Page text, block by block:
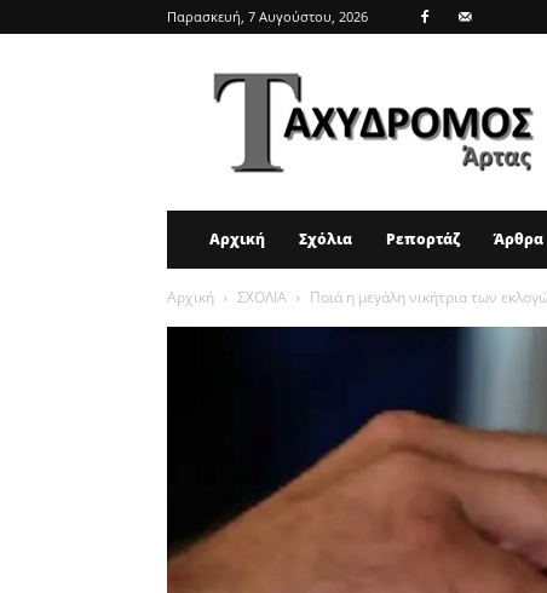
Παρασκευή, 7 Αυγούστου, 2026
ΤΑΧΥΔΡΟΜΟΣ
Αρχική Σχόλια Ρεπορτάζ Άρθρα
Αρχική ΣΧΟΛΙΑ Ποιά η μεγάλη νικήτρια των